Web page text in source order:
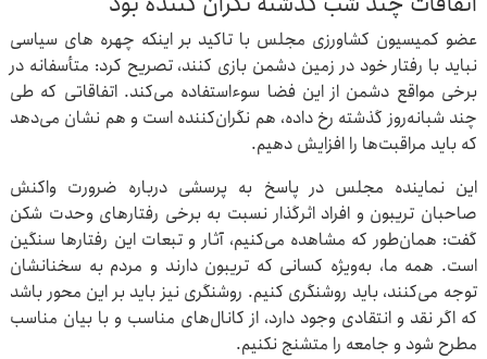
عضو کمیسیون کشاورزی مجلس با تاکید بر اینکه چهره های سیاسی
نباید با رفتار خود در زمین دشمن بازی کنند، تصریح کرد: متأسفانه در
برخی مواقع دشمن از این فضا سوءاستفاده می‌کند. اتفاقاتی که طی
چند شبانه‌روز گذشته رخ داده، هم نگران‌کننده است و هم نشان می‌دهد
که باید مراقبت‌ها را افزایش دهیم.
این نماینده مجلس در پاسخ به پرسشی درباره ضرورت واکنش
صاحبان تریبون و افراد اثرگذار نسبت به برخی رفتارهای وحدت شکن
گفت: همان‌طور که مشاهده می‌کنیم، آثار و تبعات این رفتارها سنگین
است. همه ما، به‌ویژه کسانی که تریبون دارند و مردم به سخنانشان
توجه می‌کنند، باید روشنگری کنیم. روشنگری نیز باید بر این محور باشد
که اگر نقد و انتقادی وجود دارد، از کانال‌های مناسب و با بیان مناسب
مطرح شود و جامعه را متشنج نکنیم.